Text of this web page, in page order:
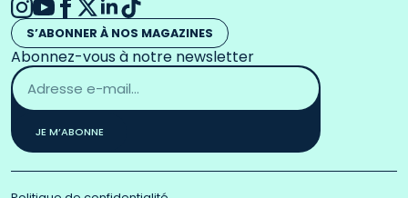
S’ABONNER À NOS MAGAZINES
Abonnez-vous à notre newsletter
Adresse
email
*
JE M’ABONNE